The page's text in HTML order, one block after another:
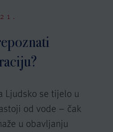
Ljudsko se tijelo u
od vode – čak
u obavljanju